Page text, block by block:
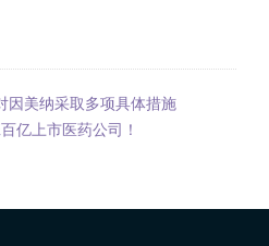
因美纳采取多项具体措施
亿上市医药公司！